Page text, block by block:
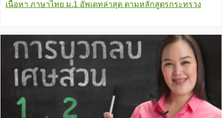
เนื้อหา ภาษาไทย ม.1 อัพเดทล่าสุด ตามหลักสูตรกระทรวง